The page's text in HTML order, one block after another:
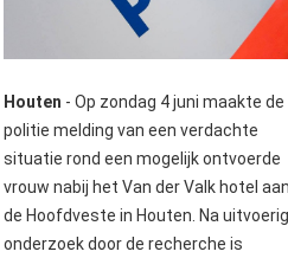
Houten - Op zondag 4 juni maakte de
politie melding van een verdachte
situatie rond een mogelijk ontvoerde
vrouw nabij het Van der Valk hotel aan
de Hoofdveste in Houten. Na uitvoerig
onderzoek door de recherche is